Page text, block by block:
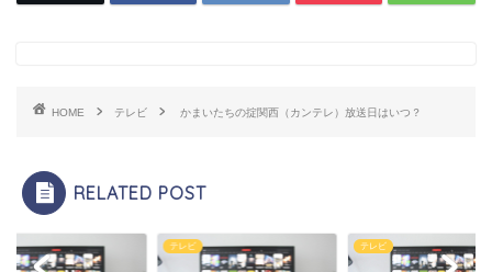
HOME テレビ かまいたちの掟関西（カンテレ）放送日はいつ？
RELATED POST
テレビ テレビ